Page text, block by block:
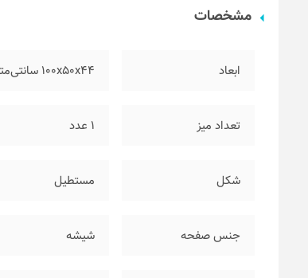
مشخصات
ابعاد ۱۰۰x50x44 سانتی‌متر
تعداد میز ۱ عدد
شکل مستطیل
جنس صفحه شیشه